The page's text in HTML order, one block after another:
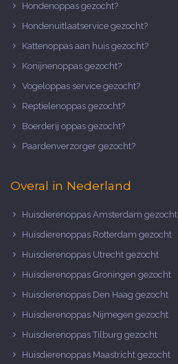
Hondenoppas gezocht?
Hondenuitlaatservice gezocht?
Kattenoppas aan huis gezocht?
Konijnenoppas gezocht?
Vogeloppas service gezocht?
Reptielenoppas gezocht?
Boerderij oppas gezocht?
Paardenverzorger gezocht?
Overal in Nederland
Huisdierenoppas Amsterdam gezocht
Huisdierenoppas Rotterdam gezocht
Huisdierenoppas Utrecht gezocht
Huisdierenoppas Groningen gezocht
Huisdierenoppas Den Haag gezocht
Huisdierenoppas Nijmegen gezocht
Huisdierenoppas Tilburg gezocht
Huisdierenoppas Maastricht gezocht